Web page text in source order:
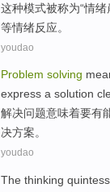
这种模式被称为“情绪
等情绪反应。
youdao
Problem solving
express a solution
解决问题意味着要有
决方案。
youdao
The thinking